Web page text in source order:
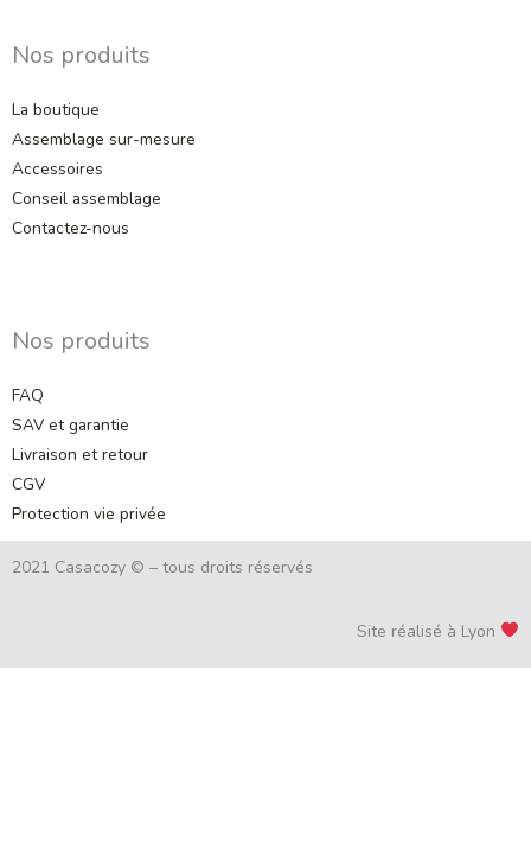
Nos produits
La boutique
Assemblage sur-mesure
Accessoires
Conseil assemblage
Contactez-nous
Nos produits
FAQ
SAV et garantie
Livraison et retour
CGV
Protection vie privée
2021 Casacozy © – tous droits réservés
Site réalisé à Lyon